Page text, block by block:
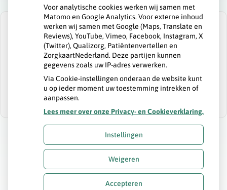
U heeft geen toestemming gegeven voor
externe inhoud die nodig is om dit te
zien.
Cookie-instellingen wijzigen
Cookie-instellingen
Voor analytische cookies werken wij samen met
Matomo en Google Analytics. Voor externe inhoud
werken wij samen met Google (Maps, Translate en
Reviews), YouTube, Vimeo, Facebook, Instagram, X
(Twitter), Qualizorg, Patiëntenvertellen en
ZorgkaartNederland. Deze partijen kunnen
gegevens zoals uw IP-adres verwerken.
Via Cookie-instellingen onderaan de website kunt
u op ieder moment uw toestemming intrekken of
aanpassen.
Lees meer over onze Privacy- en Cookieverklaring.
Instellingen
Weigeren
Accepteren